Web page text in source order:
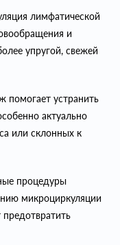
лимфатической
и
упругой, свежей
помогает устранить
актуально
или склонных к
процедуры
микроциркуляции